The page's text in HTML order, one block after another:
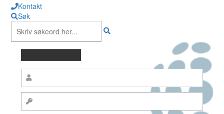
Kontakt
Søk